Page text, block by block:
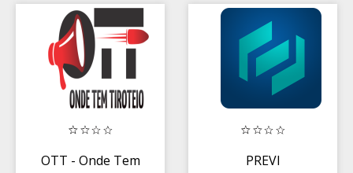
OTT - Onde Tem
PREVI